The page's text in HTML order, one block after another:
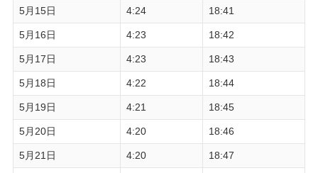
5月15日 4:24 18:41
5月16日 4:23 18:42
5月17日 4:23 18:43
5月18日 4:22 18:44
5月19日 4:21 18:45
5月20日 4:20 18:46
5月21日 4:20 18:47